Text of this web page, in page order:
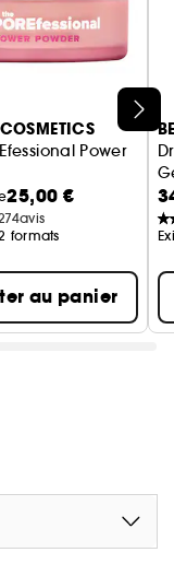
appliquez
sous les
et de la ligne
Power
fixante et
25,00 €
avis
formats
au panier